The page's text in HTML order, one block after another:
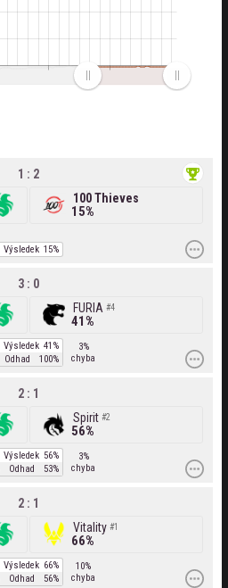
1 : 2
15%
100 Thieves
Výsledek 15%
3 : 0
41%
FURIA 4
Výsledek 41%
Odhad 100%
3%
chyba
2 : 1
56%
Spirit 2
Výsledek 56%
Odhad 53%
3%
chyba
2 : 1
66%
Vitality 1
Výsledek 66%
Odhad 56%
10%
chyba